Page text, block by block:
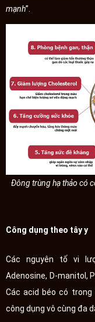
mạnh”.
Đông trùng hạ thảo có
Công dụng theo tây y
Các nguyên tố vi
Adenosine, D-manitol,
Các acid béo có
công dụng vô cùng đa